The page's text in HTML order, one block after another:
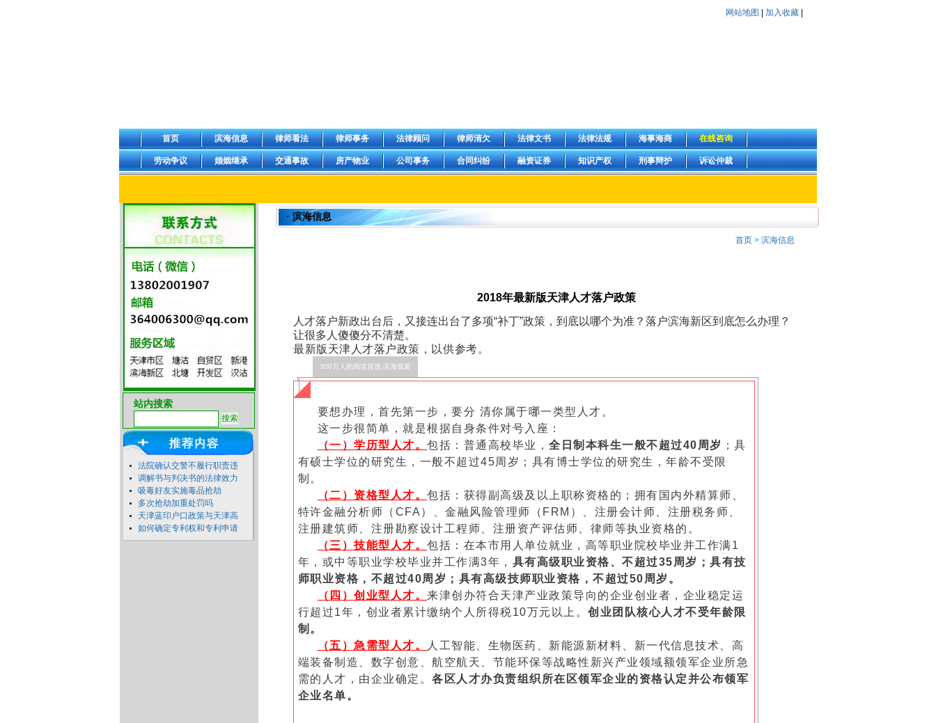
网站地图 加入收藏
首页 滨海信息 律师看法 律师事务 法律顾问 律师清欠 法律文书 法律法规 海事海商 在线咨询
劳动争议 婚姻继承 交通事故 房产物业 公司事务 合同纠纷 融资证券 知识产权 刑事辩护 诉讼仲裁
站内搜索
法院确认交警不履行职责违
调解书与判决书的法律效力
吸毒好友实施毒品抢劫
多次抢劫加重处罚吗
天津蓝印户口政策与天津高
如何确定专利权和专利申请
· 滨海信息
首页 > 滨海信息
2018年最新版天津人才落户政策
人才落户新政出台后，又接连出台了多项“补丁”政策，到底以哪个为准？落户滨海新区到底怎么办理？
让很多人傻傻分不清楚。
最新版天津人才落户政策，以供参考。
300万人的阅读首选.滨海视窗
要想办理，首先第一步，要分 清你属于哪一类型人才。
这一步很简单，就是根据自身条件对号入座：
（一）学历型人才。包括：普通高校毕业，全日制本科生一般不超过40周岁 ；具
有硕士学位的研究生，一般不超过45周岁；具有博士学位的研究生，年龄不受限
制。
（二）资格型人才。包括：获得副高级及以上职称资格的；拥有国内外精算师、
特许金融分析师（CFA）、金融风险管理师（FRM）、注册会计师、注册税务师、
注册建筑师、注册勘察设计工程师、注册资产评估师、律师等执业资格的。
（三）技能型人才。包括：在本市用人单位就业，高等职业院校毕业并工作满1
年，或中等职业学校毕业并工作满3年， 具有高级职业资格、不超过35周岁；具有技
师职业资格，不超过40周岁；具有高级技师职业资格，不超过50周岁。
（四）创业型人才。来津创办符合天津产业政策导向的企业创业者，企业稳定运
行超过1年，创业者累计缴纳个人所得税10万元以上。创业团队核心人才不受年龄限
制。
（五）急需型人才。
人工智能、生物医药、新能源新材料、新一代信息技术、高
端装备制造、数字创意、航空航天、节能环保等战略性新兴产业领域额领军企业所急
需的人才，由企业确定。各区人才办负责组织所在区领军企业的资格认定并公布领军
企业名单。